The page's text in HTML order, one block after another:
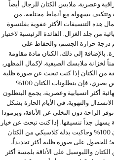
وعصرية. ملابس الكتان للرجال أيضاً
بسهولة مع أنماط مختلفة، من
هذه التنسيقات الأكثر عفوية بقلنسوة
من جلد الغزال. الفائدة الرئيسية لاختيار
درجة حرارة الجسم، والحفاظ على
بالإضافة إلى ذلك، الكتان مادة مقاومة
لخزانة ملابسك الصيفية. لإكمال المظهر،
بنطلونات ضيقة من الكتان إذا كنت تبحث عن صورة ظلية
أكثر عصرية. إذا كنت تفضل تصميماً بملمس بصري، فإن بنطلونات الكتان 100%
أكثر انسيابية وعصرية، يجمع البنطلون
والتهوية. في الأيام الحارة بشكل
الراحة دون التخلي عن الأناقة، وبرمودا
جداً تنسيقها. إذا كنت تبحث عن خيار
أكثر رسمية، فإن بنطلونات بدلة من الكتان 100% وجاكيت بدلة كلاسيكي من الكتان
للحصول على صورة ظلية أكثر تحديداً،
والليوسيل على الأناقة بلمسة أكثر